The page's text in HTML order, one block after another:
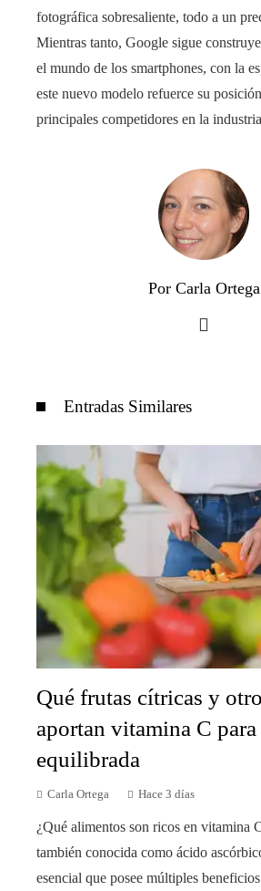
fotográfica sobresaliente, todo a un
Mientras tanto, Google sigue
el mundo de los smartphones, con la
este nuevo modelo refuerce su
principales competidores en la
Por Carla Ortega
Entradas Similares
Qué frutas cítricas y
aportan vitamina C
equilibrada
Carla Ortega Hace 3 días
¿Qué alimentos son ricos en vitamina
también conocida como ácido
esencial que posee múltiples